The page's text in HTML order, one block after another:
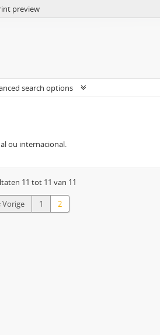
preview
search options
ou internacional.
11 tot 11 van 11
Vorige 1 2